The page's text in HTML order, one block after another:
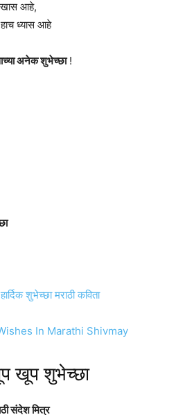
खास आहे,
ध्यास आहे
अनेक शुभेच्छा!
शुभेच्छा मराठी कविता
In Marathi Shivmay
खूप शुभेच्छा
संदेश मित्र